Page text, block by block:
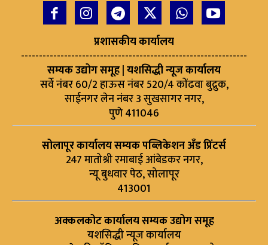
प्रशासकीय कार्यालय
---------------------------------------------------------------
सम्यक उद्योग समूह | यशसिद्धी न्यूज कार्यालय
सर्वे नंबर 60/2 हाऊस नंबर 520/4 कोंढवा बुद्रुक,
साईनगर लेन नंबर 3 सुखसागर नगर,
पुणे 411046
सोलापूर कार्यालय सम्यक पब्लिकेशन अँड प्रिंटर्स
247 मातोश्री रमाबाई आंबेडकर नगर,
न्यू बुधवार पेठ, सोलापूर
413001
अक्कलकोट कार्यालय सम्यक उद्योग समूह
यशसिद्धी न्यूज कार्यालय